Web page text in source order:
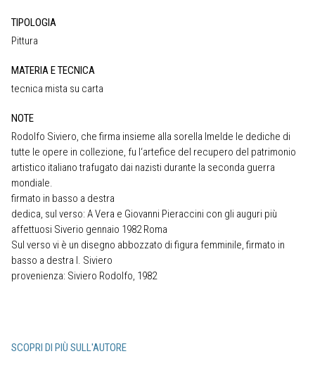
TIPOLOGIA
Pittura
MATERIA E TECNICA
tecnica mista su carta
NOTE
Rodolfo Siviero, che firma insieme alla sorella Imelde le dediche di
tutte le opere in collezione, fu l‘artefice del recupero del patrimonio
artistico italiano trafugato dai nazisti durante la seconda guerra
mondiale.
firmato in basso a destra
dedica, sul verso: A Vera e Giovanni Pieraccini con gli auguri più
affettuosi Siverio gennaio 1982 Roma
Sul verso vi è un disegno abbozzato di figura femminile, firmato in
basso a destra I. Siviero
provenienza: Siviero Rodolfo, 1982
SCOPRI DI PIÙ SULL'AUTORE